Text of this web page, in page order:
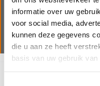
informatie over uw
voor social media,
kunnen deze gegevens
die u aan ze heeft
basis van uw gebruik
Wij beschikken over
voor assistentie op
minimale stilstand van